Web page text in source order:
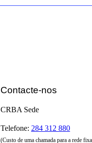
Contacte-nos
CRBA Sede
Telefone: 284 312 880
(Custo de uma chamada para a rede fixa